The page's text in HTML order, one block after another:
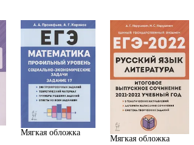
Мягкая обложка
Мягкая обложка